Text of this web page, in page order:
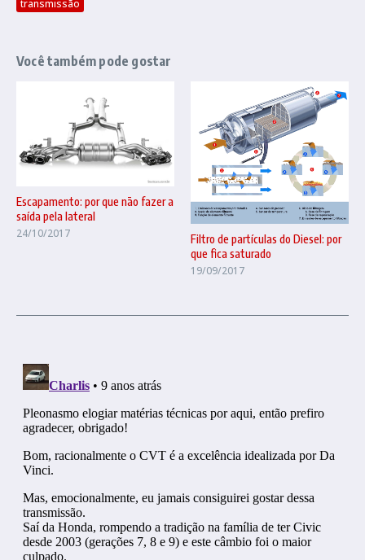
transmissão
Você também pode gostar
Escapamento: por que não fazer a
saída pela lateral
24/10/2017
Filtro de partículas do Diesel: por
que fica saturado
19/09/2017